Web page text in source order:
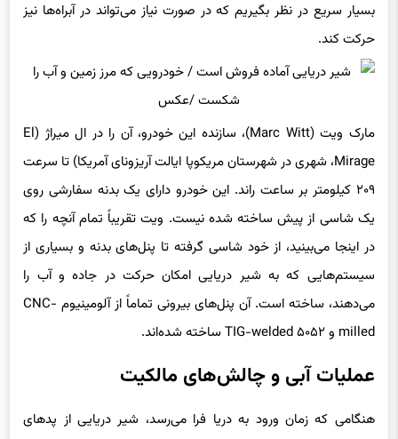
بسیار سریع در نظر بگیریم که در صورت نیاز می‌تواند در آبراه‌ها نیز
حرکت کند.
مارک ویت (Marc Witt)، سازنده این خودرو، آن را در ال میراژ (El
Mirage، شهری در شهرستان مریکوپا ایالت آریزونای آمریکا) تا سرعت
۲۰۹ کیلومتر بر ساعت راند. این خودرو دارای یک بدنه سفارشی روی
یک شاسی از پیش ساخته شده نیست. ویت تقریباً تمام آنچه را که
در اینجا می‌بینید، از خود شاسی گرفته تا پنل‌های بدنه و بسیاری از
سیستم‌هایی که به شیر دریایی امکان حرکت در جاده و آب را
می‌دهند، ساخته است. آن پنل‌های بیرونی تماماً از آلومینیوم CNC-
milled و TIG-welded ۵۰۵۲ ساخته شده‌اند.
عملیات آبی و چالش‌های مالکیت
هنگامی که زمان ورود به دریا فرا می‌رسد، شیر دریایی از پدهای